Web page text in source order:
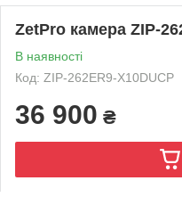
ZetPro камера ZIP-
В наявності
Код: ZIP-262ER9-X10DUCP
36 900 ₴